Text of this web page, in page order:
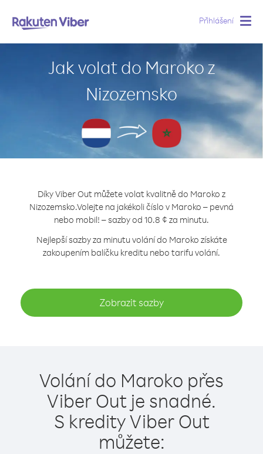
Přihlášení
Jak volat do Maroko z
Nizozemsko
Díky Viber Out můžete volat kvalitně do Maroko z
Nizozemsko.Volejte na jakékoli číslo v Maroko – pevná
nebo mobil! – sazby od 10.8 ¢ za minutu.
Nejlepší sazby za minutu volání do Maroko získáte
zakoupením balíčku kreditu nebo tarifu volání.
Zobrazit sazby
Volání do Maroko přes
Viber Out je snadné.
S kredity Viber Out
můžete: